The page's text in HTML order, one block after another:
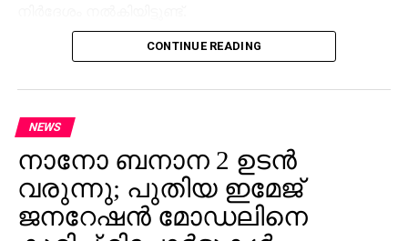
വിശ്വാസ്യത വര്‍ധിപ്പിക്കുകയും തട്ടിപ്പ്, സ്പാം,
ചെയ്യുകയാണ് സംവിധാനത്തിന്റെ ലക്ഷ്യം. 4ജി
, 5ജി നെറ്റ്വര്‍ക്കുകളില്‍ ചില നഗരങ്ങളിലെ പരീക്ഷണ
പ്രവര്‍ത്തനങ്ങള്‍ വിജയകരമായി പൂര്‍ത്തിയായതായി
ട്രായ് അറിയിച്ചു.
നിലവില്‍ ട്രൂകോളര്‍ തുടങ്ങിയ ആപ്പുകള്‍ കാള്‍
ചെയ്യുന്നയാളുടെ പേര് പ്രദര്‍ശിപ്പിക്കുന്നുണ്ടെങ്കിലും,
CONTINUE READING
NEWS
നാനോ ബനാന 2 ഉടന്‍
വരുന്നു; പുതിയ ഇമേജ്
ജനറേഷന്‍ മോഡലിനെ